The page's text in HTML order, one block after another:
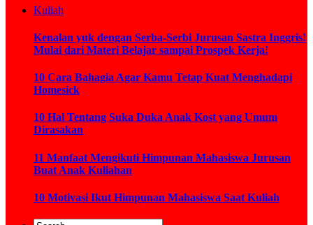
Kuliah
Kenalan yuk dengan Serba-Serbi Jurusan Sastra Inggris!
Mulai dari Materi Belajar sampai Prospek Kerja!
10 Cara Bahagia Agar Kamu Tetap Kuat Menghadapi
Homesick
10 Hal Tentang Suka Duka Anak Kost yang Umum
Dirasakan
11 Manfaat Mengikuti Himpunan Mahasiswa Jurusan
Buat Anak Kuliahan
10 Motivasi Ikut Himpunan Mahasiswa Saat Kuliah